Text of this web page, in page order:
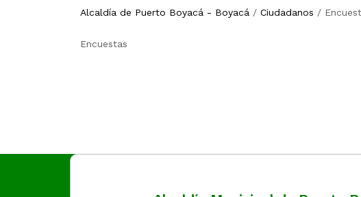
Alcaldía de Puerto Boyacá - Boyacá / Ciudadanos /
Encuestas